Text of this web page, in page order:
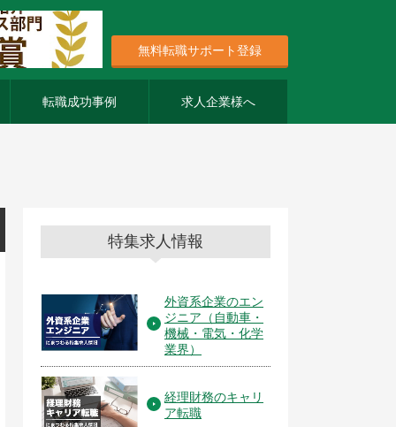
無料転職サポート登録
転職成功事例 求人企業様へ
特集求人情報
外資系企業のエン
ジニア（自動車・
機械・電気・化学
業界）
経理財務のキャリ
ア転職